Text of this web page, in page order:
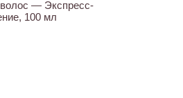
— Экспресс-
100 мл